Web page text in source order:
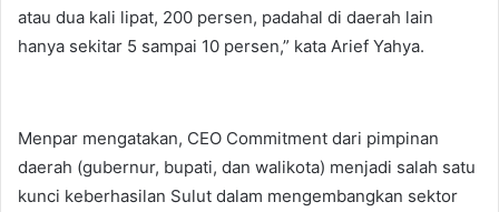
atau dua kali lipat, 200 persen, padahal di daerah lain
hanya sekitar 5 sampai 10 persen,” kata Arief Yahya.
Menpar mengatakan, CEO Commitment dari pimpinan
daerah (gubernur, bupati, dan walikota) menjadi salah satu
kunci keberhasilan Sulut dalam mengembangkan sektor